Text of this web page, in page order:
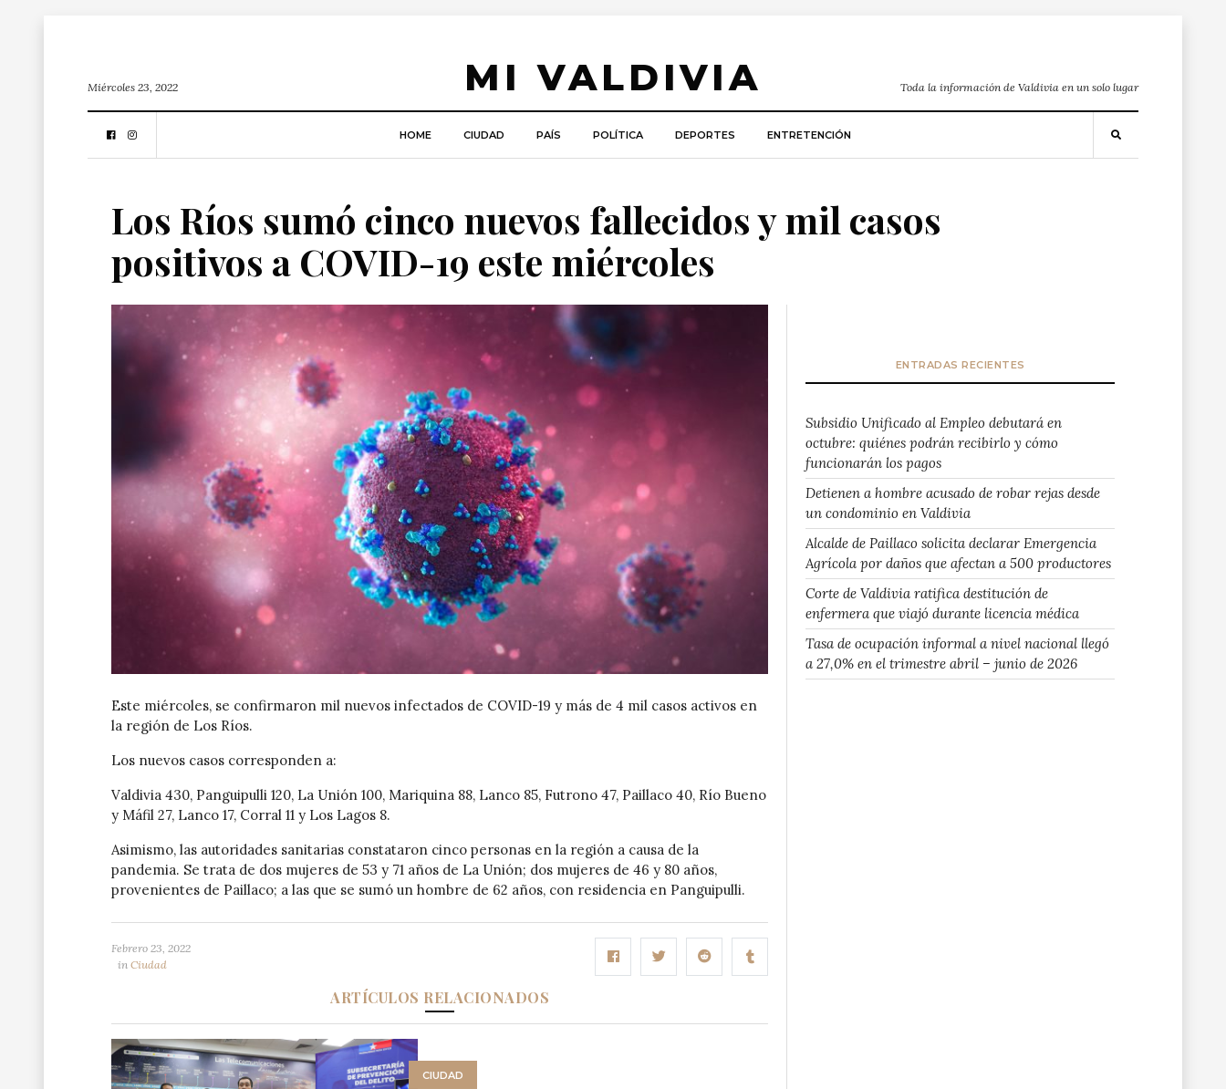
MI VALDIVIA
Miércoles 23, 2022 Toda la información de Valdivia en un solo lugar
HOME CIUDAD PAÍS POLÍTICA DEPORTES ENTRETENCIÓN
Los Ríos sumó cinco nuevos fallecidos y mil casos
positivos a COVID-19 este miércoles
Este miércoles, se confirmaron mil nuevos infectados de COVID-19 y más de 4 mil casos activos en
la región de Los Ríos.
Los nuevos casos corresponden a:
Valdivia 430, Panguipulli 120, La Unión 100, Mariquina 88, Lanco 85, Futrono 47, Paillaco 40, Río Bueno
y Máfil 27, Lanco 17, Corral 11 y Los Lagos 8.
Asimismo, las autoridades sanitarias constataron cinco personas en la región a causa de la
pandemia. Se trata de dos mujeres de 53 y 71 años de La Unión; dos mujeres de 46 y 80 años,
provenientes de Paillaco; a las que se sumó un hombre de 62 años, con residencia en Panguipulli.
Febrero 23, 2022
in Ciudad
ARTÍCULOS RELACIONADOS
CIUDAD
ENTRADAS RECIENTES
Subsidio Unificado al Empleo debutará en
octubre: quiénes podrán recibirlo y cómo
funcionarán los pagos
Detienen a hombre acusado de robar rejas desde
un condominio en Valdivia
Alcalde de Paillaco solicita declarar Emergencia
Agrícola por daños que afectan a 500 productores
Corte de Valdivia ratifica destitución de
enfermera que viajó durante licencia médica
Tasa de ocupación informal a nivel nacional llegó
a 27,0% en el trimestre abril – junio de 2026